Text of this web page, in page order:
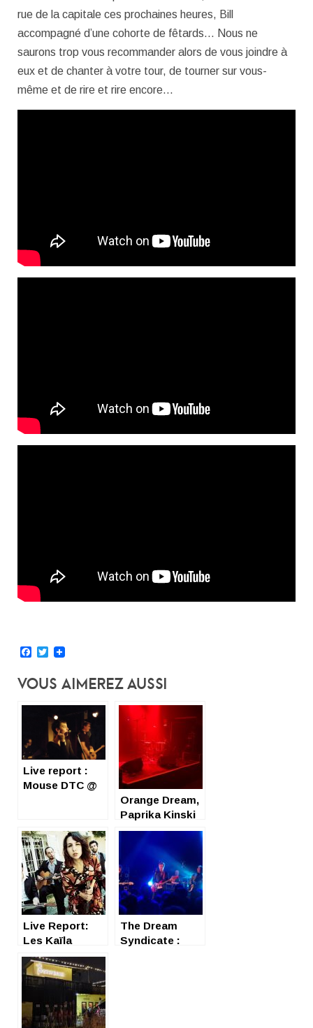
rue de la capitale ces prochaines heures, Bill
accompagné d’une cohorte de fêtards… Nous ne
saurons trop vous recommander alors de vous joindre à
eux et de chanter à votre tour, de tourner sur vous-
même et de rire et rire encore…
Facebook
Twitter
Vous Aimerez Aussi
Live report :
Mouse DTC @
Orange Dream,
Paprika Kinski
et Yolande
Bashing à l’aise
dans le grand
bain parisien
« le petit bain »
29/06
Live Report:
Les Kaïla
sisters au
Sunside de
Paris, chaleur
assurée !
The Dream
Syndicate :